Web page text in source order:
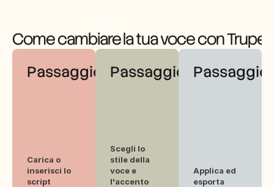
Come cambiare la tua voce con
Passaggio 1
Carica o
inserisci lo
script
Passaggio 2
Scegli lo
stile della
voce e
l'accento
Passaggio
Applica ed
esporta